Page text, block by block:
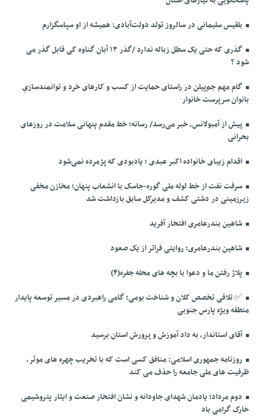
بلقیس سلیمانی در سالروز تولد دولت‌آبادی: همیشه از او سپاسگزارم
گذری که حتی یک سطل زباله ندارد /گذر ۱۳ آبان گناوه کی قابل گذر می
شود ؟
گام مهم جم‌پیلن در راستای حمایت از کسب و کارهای خرد و توانمندسازیِ
بانوان سرپرست خانوار
پیش از آمبولانس، خبر می‌رسد/ رسانه؛ خط مقدم پنهانی سلامت در روزهای
بحرانی
اقدام زیبای خانواده اکبر عبدی ؛ یادبودی که پژمرده نمی‌شود
سرقت نفت از خط لوله ملی گوره-جاسک با انشعاب پنهان؛ مخازن مخفی
زیرزمینی در دشتی کشف و مدیرکل سابق بازداشت شد
شاهین بندرعامری افتخار آفرید
شاهین بندرعامری؛ روایتی فراتر از یک صعود
پلاژ رفتن ما و دعوا با بچه های محله جفره(۴)
✅️ تلاقی تخصص کلان و شناخت بومی؛ گامی راهبردی در مسیر توسعه پایدار
منطقه ویژه پارس جنوبی
آقای استاندار، به داد آموزش و پرورش استان برسید
روزنامه جمهوری اسلامی: منافق کسی است که با تخریب چهره های موثر،
ظرفیت های ملی جامعه را حذف می کند
دوم مرداد؛ یادمان شهدای جاودانه و نشان افتخار صنعت و ایثار پتروشیمی
خارک گرامی باد